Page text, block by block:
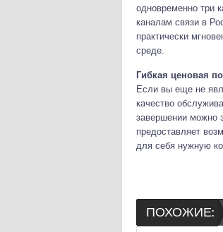
одновременно три
каналам связи в
практически
среде.
Гибкая ценовая
Если вы еще не
качество
завершении можно
предоставляет
для себя нужную
ПОХОЖИЕ: